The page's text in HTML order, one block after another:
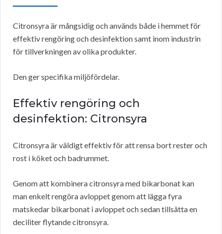
Citronsyra är mångsidig och används både i hemmet för
effektiv rengöring och desinfektion samt inom industrin
för tillverkningen av olika produkter.
Den ger specifika miljöfördelar.
Effektiv rengöring och
desinfektion: Citronsyra
Citronsyra är väldigt effektiv för att rensa bort rester och
rost i köket och badrummet.
Genom att kombinera citronsyra med bikarbonat kan
man enkelt rengöra avloppet genom att lägga fyra
matskedar bikarbonat i avloppet och sedan tillsätta en
deciliter flytande citronsyra.